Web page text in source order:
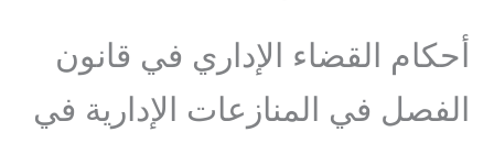
أحكام القضاء الإداري في قانون
الفصل في المنازعات الإدارية في